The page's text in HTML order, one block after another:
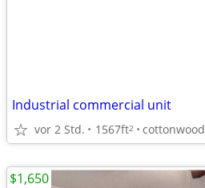
Industrial commercial unit
vor 2 Std. 1567ft2 cottonwood
$1,650